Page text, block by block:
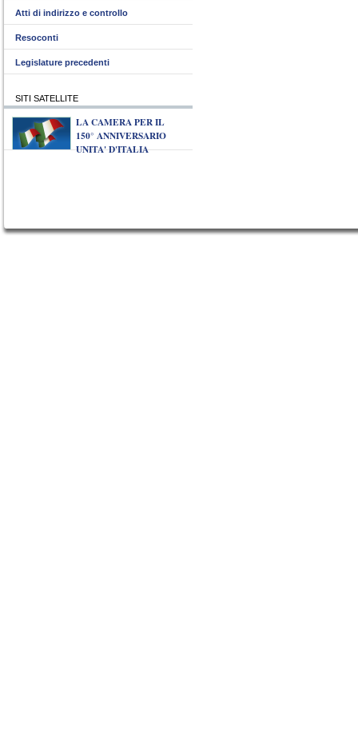
Atti di indirizzo e controllo
Resoconti
Legislature precedenti
SITI SATELLITE
LA CAMERA PER IL
150° ANNIVERSARIO
UNITA' D'ITALIA